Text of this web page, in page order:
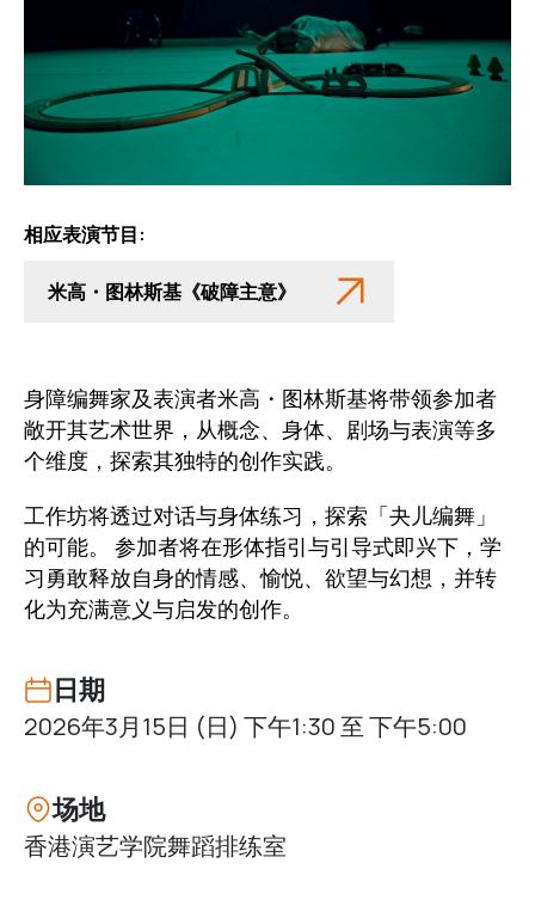
相应表演节目:
米高・图林斯基《破障主意》
身障编舞家及表演者米高・图林斯基将带领参加者
敞开其艺术世界，从概念、身体、剧场与表演等多
个维度，探索其独特的创作实践。
工作坊将透过对话与身体练习，探索「夬儿编舞」
的可能。 参加者将在形体指引与引导式即兴下，学
习勇敢释放自身的情感、愉悦、欲望与幻想，并转
化为充满意义与启发的创作。
日期
2026年3月15日 (日) 下午1:30 至 下午5:00
场地
香港演艺学院舞蹈排练室